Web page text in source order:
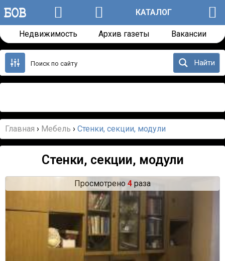
КАТАЛОГ
Недвижимость Архив газеты Вакансии
Перейти
содержанию
Найти
Главная › Мебель › Стенки, секции, модули
Стенки, секции, модули
Просмотрено 4 раза